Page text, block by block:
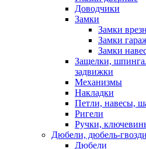
Доводчики
Замки
Замки
Замки
Замки
Защелки,
задвижки
Механизмы
Накладки
Петли, навесы,
Ригели
Ручки,
Дюбели, дюбель-гвозди
Дюбели